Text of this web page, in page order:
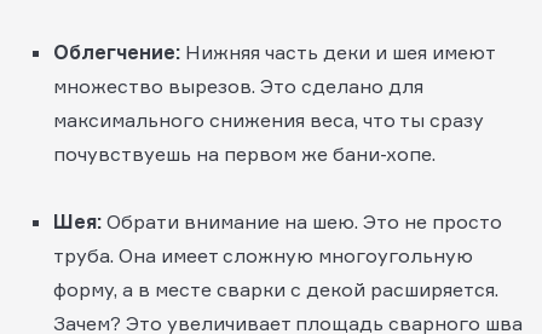
Облегчение: Нижняя часть деки и шея имеют
множество вырезов. Это сделано для
максимального снижения веса, что ты сразу
почувствуешь на первом же бани-хопе.
Шея: Обрати внимание на шею. Это не просто
труба. Она имеет сложную многоугольную
форму, а в месте сварки с декой расширяется.
Зачем? Это увеличивает площадь сварного шва